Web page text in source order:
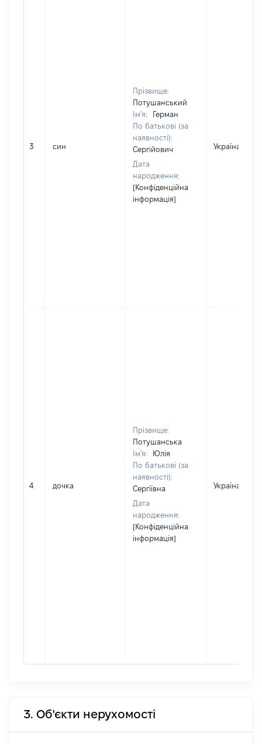
3 син
Прізвище:
Потушанський
Ім'я:
Герман
По батькові (за
наявності):
Сергійович
Дата
народження:
[Конфіденційна
інформація]
Україна
4 дочка
Прізвище:
Потушанська
Ім'я:
Юлія
По батькові (за
наявності):
Сергіївна
Дата
народження:
[Конфіденційна
інформація]
Україна
3. Об'єкти нерухомості